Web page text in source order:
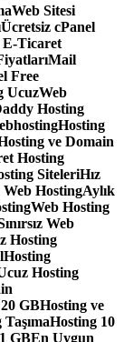
Web Sitesi
Ücretsiz cPanel
E-Ticaret
Mail
Free
UcuzWeb
Hosting
Hosting
ve Domain
Hosting
SiteleriHız
HostingAylık
Web Hosting
Web
Hosting
Hosting
Hosting
GBHosting ve
Hosting 10
GBEn Uygun